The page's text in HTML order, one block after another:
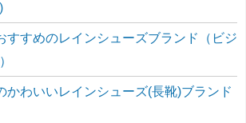
すすめのレインシューズブランド（ビジ
かわいいレインシューズ(長靴)ブランド